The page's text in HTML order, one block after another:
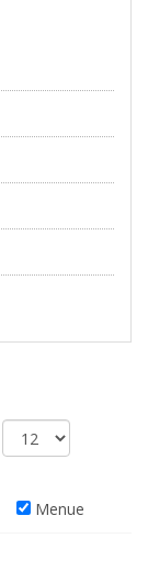
Menue